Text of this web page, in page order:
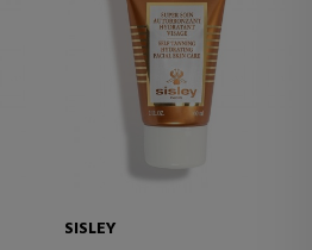
SISLEY